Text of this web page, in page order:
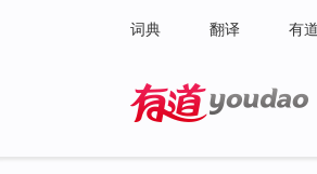
词典 翻译 有